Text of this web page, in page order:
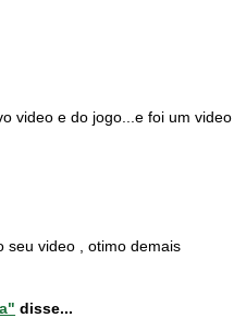
video e do jogo...e foi um
seu video , otimo demais
disse...